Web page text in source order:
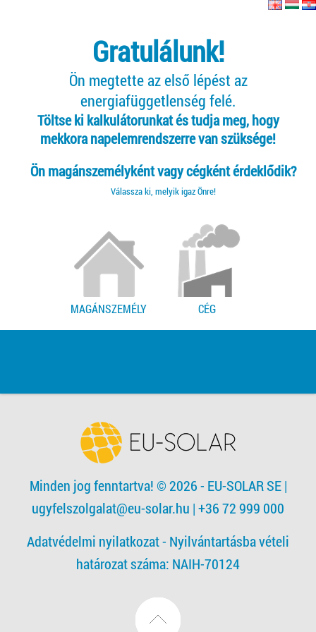
Gratulálunk!
Ön megtette az első lépést az
energiafüggetlenség felé.
Töltse ki kalkulátorunkat és tudja meg, hogy
mekkora napelemrendszerre van szüksége!
Ön magánszemélyként vagy cégként érdeklődik?
Válassza ki, melyik igaz Önre!
MAGÁNSZEMÉLY CÉG
Minden jog fenntartva! © 2026 - EU-SOLAR SE|
ugyfelszolgalat@eu-solar.hu | +36 72 999 000
Adatvédelmi nyilatkozat - Nyilvántartásba vételi
határozat száma: NAIH-70124